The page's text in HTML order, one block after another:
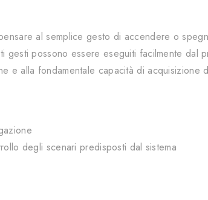
al semplice gesto di accendere o
gesti possono essere eseguiti facilmente dal
e alla fondamentale capacità di acquisizione
degli scenari predisposti dal sistema